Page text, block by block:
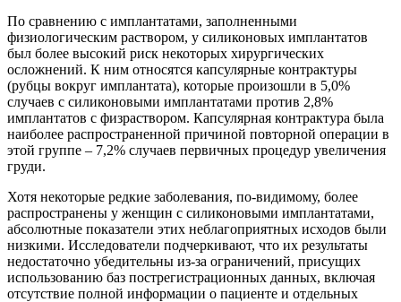
По сравнению с имплантатами, заполненными
физиологическим раствором, у силиконовых имплантатов
был более высокий риск некоторых хирургических
осложнений. К ним относятся капсулярные контрактуры
(рубцы вокруг имплантата), которые произошли в 5,0%
случаев с силиконовыми имплантатами против 2,8%
имплантатов с физраствором. Капсулярная контрактура была
наиболее распространенной причиной повторной операции в
этой группе – 7,2% случаев первичных процедур увеличения
груди.
Хотя некоторые редкие заболевания, по-видимому, более
распространены у женщин с силиконовыми имплантатами,
абсолютные показатели этих неблагоприятных исходов были
низкими. Исследователи подчеркивают, что их результаты
недостаточно убедительны из-за ограничений, присущих
использованию баз пострегистрационных данных, включая
отсутствие полной информации о пациенте и отдельных